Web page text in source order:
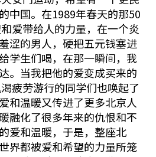
中国。在1989年春天的那50
爱带给人的力量，在一个炎
涩的男人，硬把五元钱塞进
学生们喝，在那一瞬间，我
。当我把他的爱变成买来的
疲劳游行的同学们也唤起了
和温暖又传进了更多北京人
融化了很多年来的仇恨和不
爱和温暖，于是，整座北
界都被爱和希望的力量所笼